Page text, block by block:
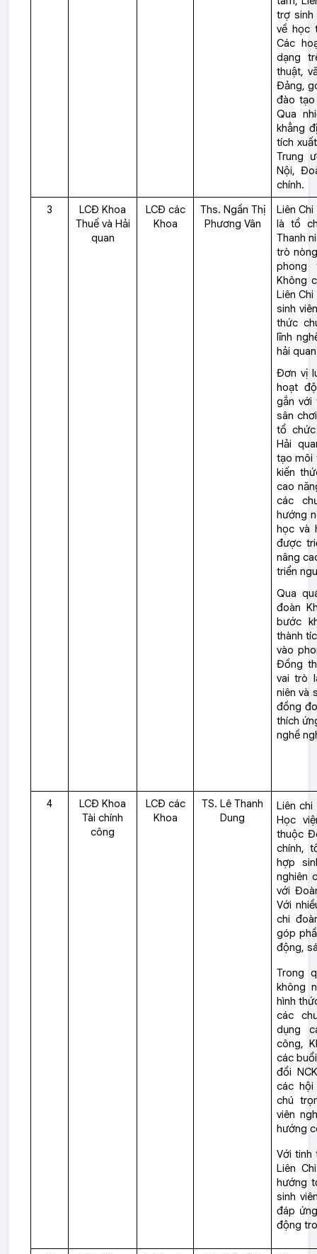
trợ sinh
về học
Các
dạng
thuật,
Đảng,
đào tạo
Qua
khẳng
tích
Trung
Nội,
chính.
3
LCĐ Khoa
Thuế và Hải
quan
LCĐ các
Khoa
Ths. Ngần Thị
Phương Vân
Liên
là tổ
Thanh
trò
phong
Không
Liên
sinh
thức
lĩnh
hải
Đơn vị
hoạt
gắn với
sân
tổ chức
Hải
tạo môi
kiến
cao
các
hướng
học và
được
nâng
triển
Qua
đoàn
bước
thành
vào
Đồng
vai trò
niên và
đồng
thích
nghề
4
LCĐ Khoa
Tài chính
công
LCĐ các
Khoa
TS. Lê Thanh
Dung
Liên
Học
thuộc
chính,
hợp
nghiên
với
Với
chi
góp
động,
Trong
không
hình
các
dụng
công,
các
đổi
các
chú
viên
hướng
Với tinh
Liên
hướng
sinh
đáp
động